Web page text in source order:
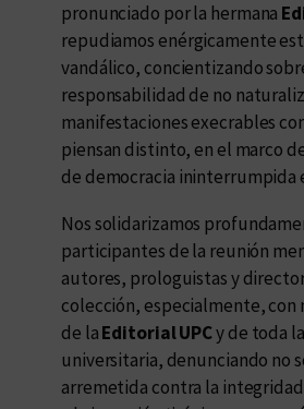
pronunciado por la hermana
repudiamos enérgicamente
vandálico, concientizando
responsabilidad de no
manifestaciones execrables
piensan distinto, en el marco
de democracia ininterrumpida
Nos solidarizamos
participantes de la reunión
autores, prologuistas y
colección, especialmente, con
de laEditorial UPCy de toda
universitaria, denunciando no
arremetida contra la integridad